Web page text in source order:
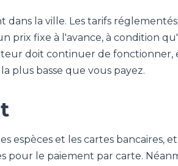
dans la ville. Les tarifs
prix fixe à l'avance, à condition
doit continuer de fonctionner,
plus basse que vous payez.
espèces et les cartes bancaires,
pour le paiement par carte.